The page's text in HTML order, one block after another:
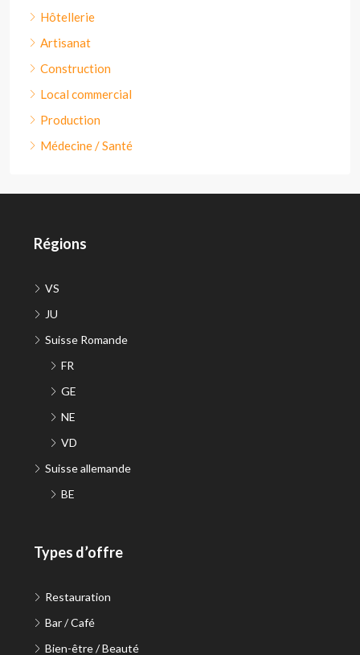
Hôtellerie
Artisanat
Construction
Local commercial
Production
Médecine / Santé
Régions
VS
JU
Suisse Romande
FR
GE
NE
VD
Suisse allemande
BE
Types d’offre
Restauration
Bar / Café
Bien-être / Beauté